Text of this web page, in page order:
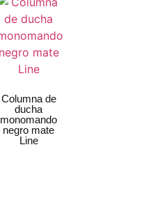
Columna de
ducha
monomando
negro mate
Line